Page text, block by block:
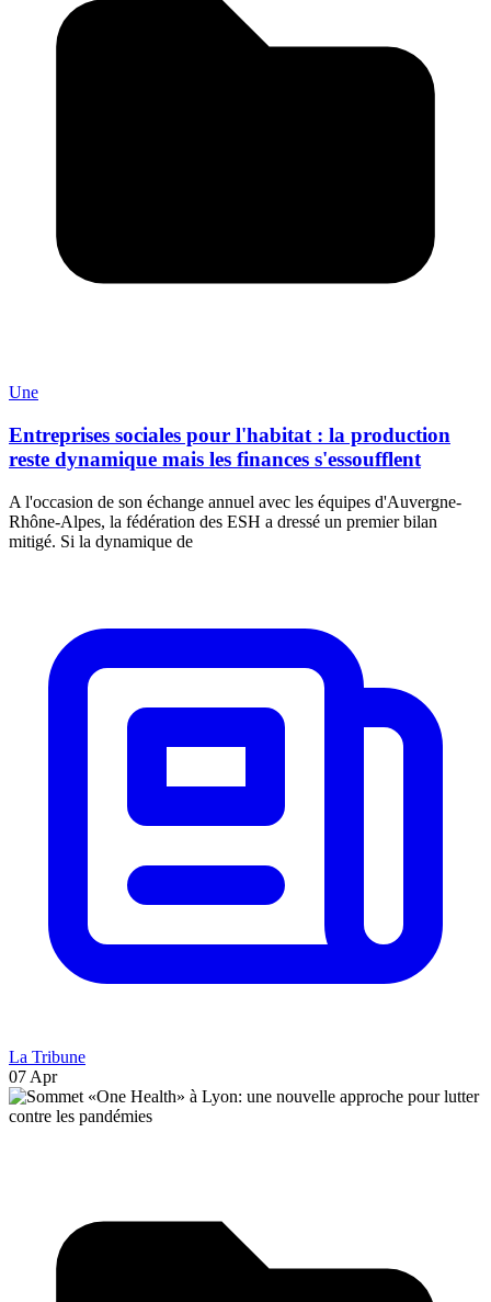
Une
Entreprises sociales pour l'habitat : la production
reste dynamique mais les finances s'essoufflent
A l'occasion de son échange annuel avec les équipes d'Auvergne-
Rhône-Alpes, la fédération des ESH a dressé un premier bilan
mitigé. Si la dynamique de
La Tribune
07 Apr